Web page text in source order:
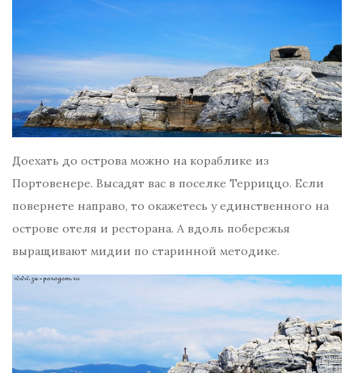
Доехать до острова можно на кораблике из
Портовенере. Высадят вас в поселке Терриццо. Если
повернете направо, то окажетесь у единственного на
острове отеля и ресторана. А вдоль побережья
выращивают мидии по старинной методике.